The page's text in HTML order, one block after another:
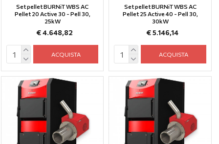
Set pellet BURNiT WBS AC
Pellet 20 Active 30 - Pell 30,
25kW
€ 4.648,82
ACQUISTA
Set pellet BURNiT WBS AC
Pellet 25 Active 40 - Pell 30,
30kW
€ 5.146,14
ACQUISTA